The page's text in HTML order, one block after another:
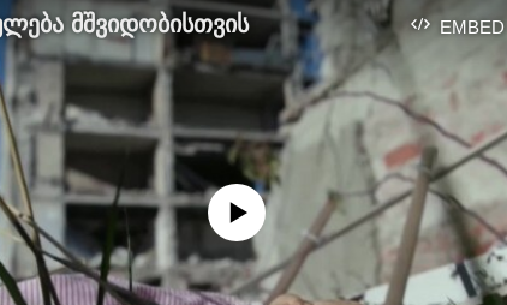
EMBED
მშვიდობისთვის
No media source currently available